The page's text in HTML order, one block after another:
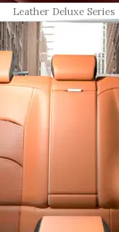
Leather Deluxe Series